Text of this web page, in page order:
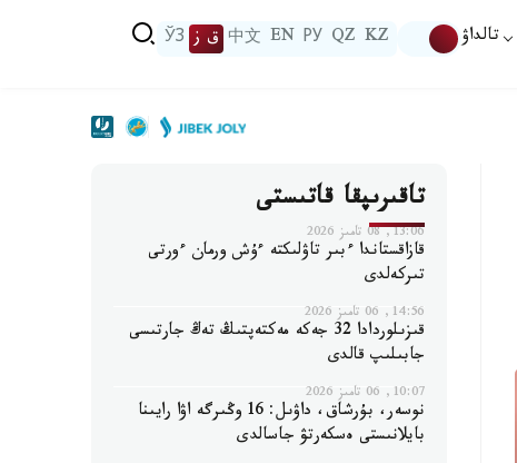
تالداۋ KZ
QZ
РУ
EN
中文 ق ز ЎЗ
تاقىرىپقا قاتىستى
13:06, 08 تامىز 2026
قازاقستاندا ءبىر تاۋلىكتە ءۇش ورمان ءورتى
تىركەلدى
14:56, 06 تامىز 2026
قىزىلوردادا 32 جەكە مەكتەپتىڭ تەڭ جارتىسى
جابىلىپ قالدى
10:07, 06 تامىز 2026
نوسەر، بۇرشاق، داۋىل: 16 وڭىرگە اۋا رايىنا
بايلانىستى ەسكەرتۋ جاسالدى